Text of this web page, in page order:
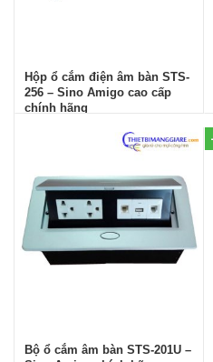
Hộp ổ cắm điện âm bàn STS-
256 – Sino Amigo cao cấp
chính hãng
Bộ ổ cắm âm bàn STS-201U –